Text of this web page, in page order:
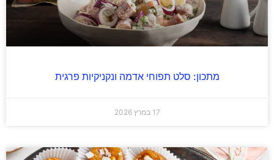
מתכון: סלט תפוחי אדמה ונקניקיות פרגית